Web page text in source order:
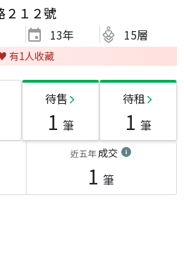
２１２號
13年 15層
有1 人收藏
待售
1 筆
待租
1 筆
近五年成交
1 筆